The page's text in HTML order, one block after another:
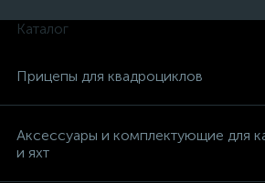
Каталог
Прицепы для квадроциклов
Аксессуары и комплектующие для
и яхт